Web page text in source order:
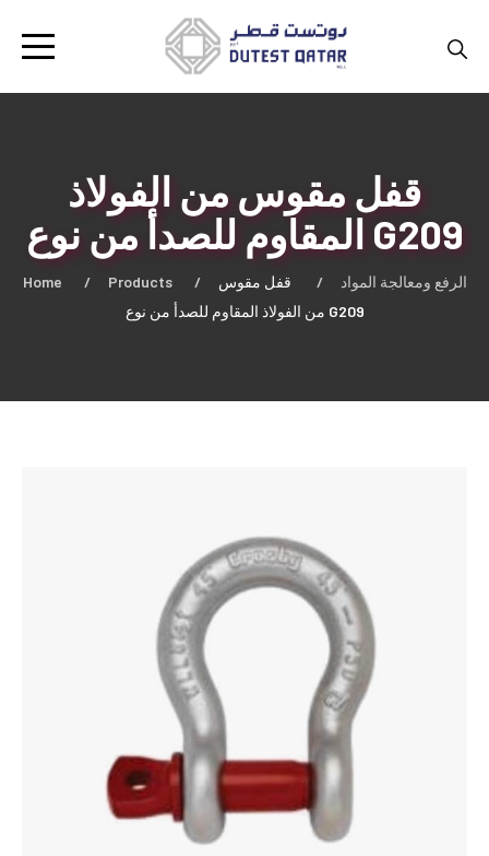
قفل مقوس من الفولاذ
المقاوم للصدأ من نوع G209
Home Products الرفع ومعالجة المواد
قفل مقوس
من الفولاذ المقاوم للصدأ من نوع G209